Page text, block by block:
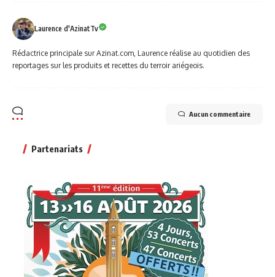
Laurence d'AzinatTv
Rédactrice principale sur Azinat.com, Laurence réalise au quotidien des
reportages sur les produits et recettes du terroir ariégeois.
Aucun commentaire
Partenariats